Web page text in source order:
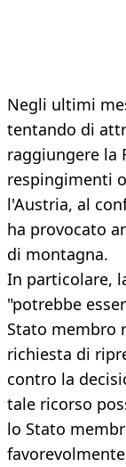
Negli ultimi
tentando di
raggiungere la
respingimenti
l'Austria, al
ha provocato
di montagna.
In particolare,
"potrebbe
Stato membro
richiesta di
contro la
tale ricorso
lo Stato